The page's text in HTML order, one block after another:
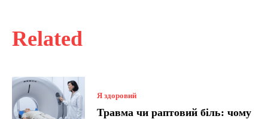
Related
Я здоровий
Травма чи раптовий біль: чому